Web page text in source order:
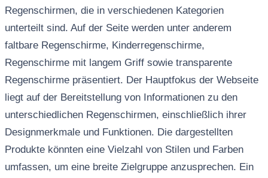
Regenschirmen, die in verschiedenen Kategorien
unterteilt sind. Auf der Seite werden unter anderem
faltbare Regenschirme, Kinderregenschirme,
Regenschirme mit langem Griff sowie transparente
Regenschirme präsentiert. Der Hauptfokus der Webseite
liegt auf der Bereitstellung von Informationen zu den
unterschiedlichen Regenschirmen, einschließlich ihrer
Designmerkmale und Funktionen. Die dargestellten
Produkte könnten eine Vielzahl von Stilen und Farben
umfassen, um eine breite Zielgruppe anzusprechen. Ein